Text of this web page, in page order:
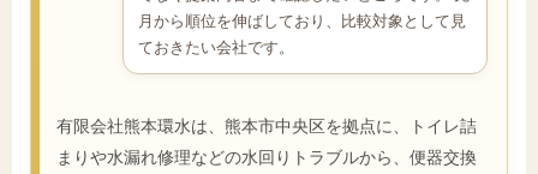
月から順位を伸ばしており、比較対象として見
ておきたい会社です。
有限会社熊本環水は、熊本市中央区を拠点に、トイレ詰
まりや水漏れ修理などの水回りトラブルから、便器交換